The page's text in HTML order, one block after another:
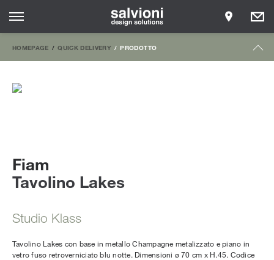
HOMEPAGE QUICK DELIVERY PRODOTTO
Tavolino Lakes
Fiam
Studio Klass
Tavolino Lakes con base in metallo Champagne metalizzato e piano in
vetro fuso retroverniciato blu notte. Dimensioni ø 70 cm x H.45. Codice